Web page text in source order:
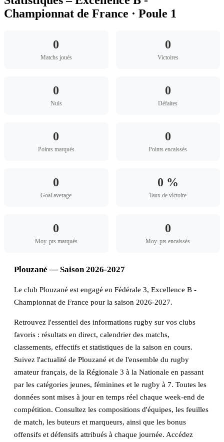
Championnat de France · Poule 1
0
Matchs joués
0
Victoires
0
Nuls
0
Défaites
0
Points marqués
0
Points encaissés
0
Goal average
0 %
Taux de victoire
0
Moy. pts marqués
0
Moy. pts encaissés
Plouzané — Saison 2026-2027
Le club Plouzané est engagé en Fédérale 3, Excellence B -
Championnat de France pour la saison 2026-2027.
Retrouvez l'essentiel des informations rugby sur vos clubs
favoris : résultats en direct, calendrier des matchs,
classements, effectifs et statistiques de la saison en cours.
Suivez l'actualité de Plouzané et de l'ensemble du rugby
amateur français, de la Régionale 3 à la Nationale en passant
par les catégories jeunes, féminines et le rugby à 7. Toutes les
données sont mises à jour en temps réel chaque week-end de
compétition. Consultez les compositions d'équipes, les feuilles
de match, les buteurs et marqueurs, ainsi que les bonus
offensifs et défensifs attribués à chaque journée. Accédez